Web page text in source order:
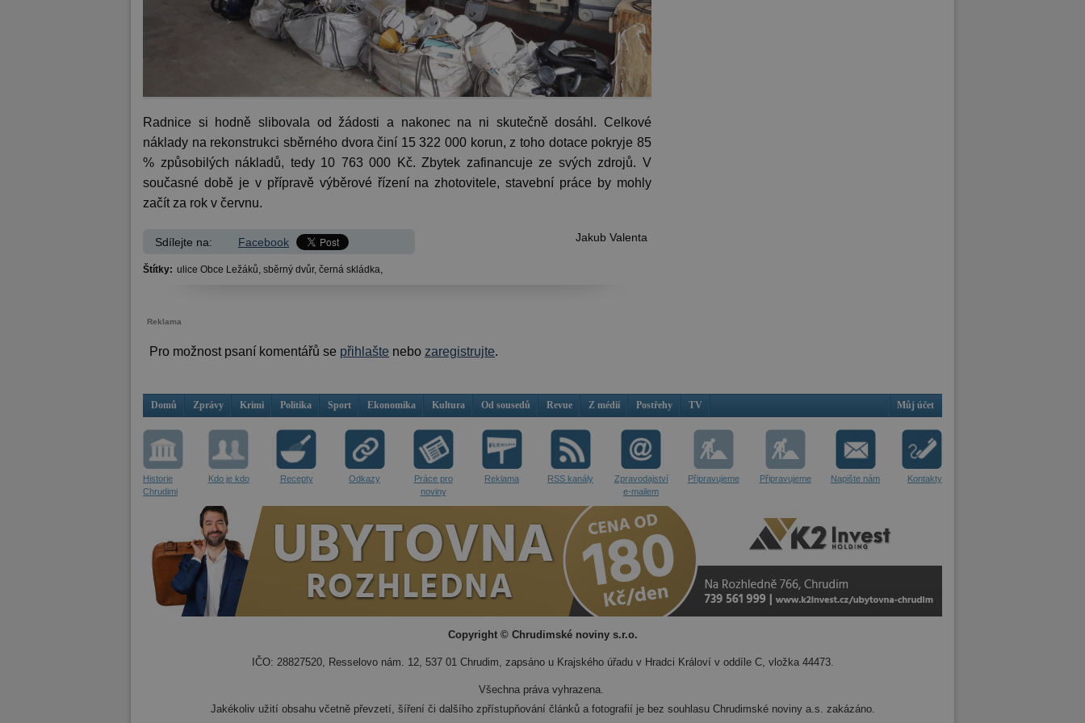
Radnice si hodně slibovala od žádosti a nakonec na ni skutečně dosáhl. Celkové
náklady na rekonstrukci sběrného dvora činí 15 322 000 korun, z toho dotace pokryje 85
% způsobilých nákladů, tedy 10 763 000 Kč. Zbytek zafinancuje ze svých zdrojů. V
současné době je v přípravě výběrové řízení na zhotovitele, stavební práce by mohly
začít za rok v červnu.
Jakub Valenta
Sdílejte na: Facebook
Štítky: ulice Obce Ležáků, sběrný dvůr, černá skládka,
Reklama
Pro možnost psaní komentářů se přihlašte nebo zaregistrujte.
Domů Zprávy Krimi Politika Sport Ekonomika Kultura Od sousedů Revue Z médií Postřehy TV Můj účet
Historie
Chrudimi
Kdo je kdo Recepty Odkazy
Práce pro
noviny
Reklama RSS kanály
Zpravodajství
e-mailem
Připravujeme Připravujeme Napište nám Kontakty
Copyright © Chrudimské noviny s.r.o.
IČO: 28827520, Resselovo nám. 12, 537 01 Chrudim, zapsáno u Krajského úřadu v Hradci Královí v oddíle C, vložka 44473.
Všechna práva vyhrazena.
Jakékoliv užití obsahu včetně převzetí, šíření či dalšího zpřístupňování článků a fotografií je bez souhlasu Chrudimské noviny a.s. zakázáno.